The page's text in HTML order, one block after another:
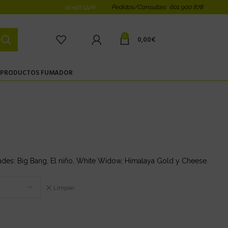
WHATSAPP Pedidos/Consultas: 601 900 878
0 0,00€
PRODUCTOS FUMADOR
Big Bang, El niño, White Widow, Himalaya Gold y Cheese.
Limpiar